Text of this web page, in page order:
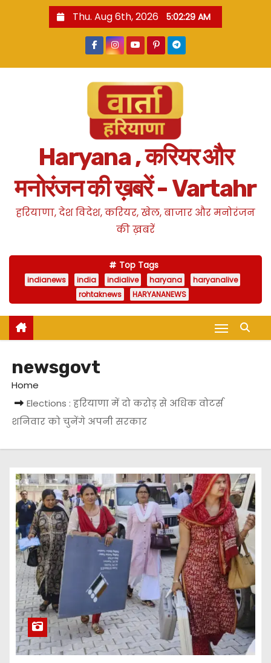
Thu. Aug 6th, 2026 5:02:30 AM
Haryana , करियर और
मनोरंजन की ख़बरें - Vartahr
हरियाणा, देश विदेश, करियर, खेल, बाजार और मनोरंजन
की ख़बरें
Top Tags
indianews india indialive haryana
haryanalive
rohtaknews
HARYANANEWS
newsgovt
Home
Elections : हरियाणा में दो करोड़ से अधिक वोटर्स
शनिवार को चुनेंगे अपनी सरकार